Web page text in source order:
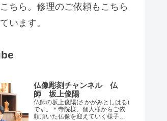
ちら。修理のご依頼もこちら
います。
仏像彫刻チャンネル 仏
師 坂上俊陽
仏師の坂上俊陽(さかがみとしはる)
です。＊寺院様、個人様からご依
頼頂いた仏像を迎えていく様子も